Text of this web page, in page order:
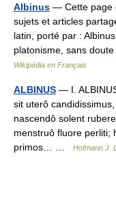
Albinus — Cette page
sujets et articles
latin, porté par :
platonisme, sans
Wikipédia en Français
ALBINUS — I.
sit uterô
nascendô solent
menstruô fluore perliti;
primos… …
Hofmann J.